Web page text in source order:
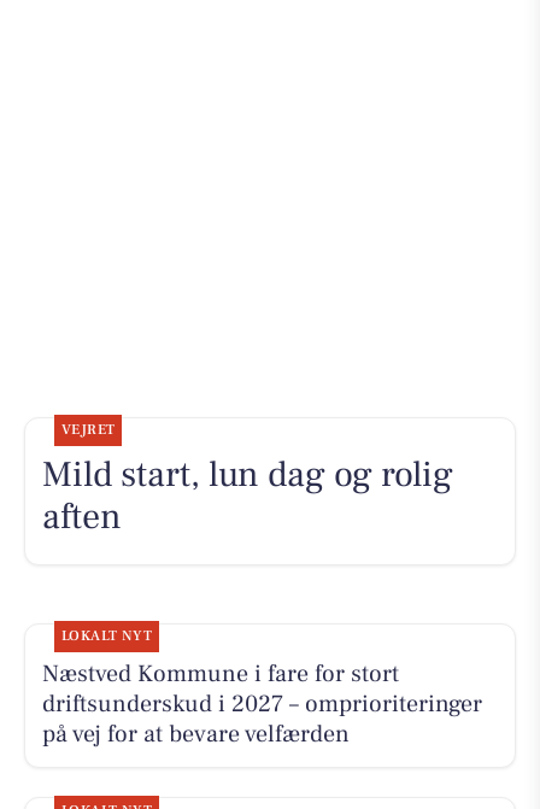
VEJRET
Mild start, lun dag og rolig
aften
LOKALT NYT
Næstved Kommune i fare for stort
driftsunderskud i 2027 – omprioriteringer
på vej for at bevare velfærden